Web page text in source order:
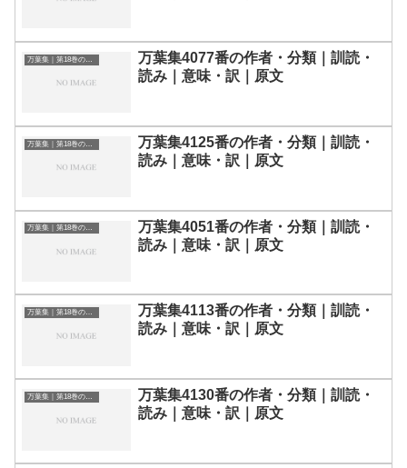
万葉集｜第18巻の和歌一覧
万葉集4077番の作者・分類｜訓読・
読み｜意味・訳｜原文
万葉集｜第18巻の和歌一覧
万葉集4125番の作者・分類｜訓読・
読み｜意味・訳｜原文
万葉集｜第18巻の和歌一覧
万葉集4051番の作者・分類｜訓読・
読み｜意味・訳｜原文
万葉集｜第18巻の和歌一覧
万葉集4113番の作者・分類｜訓読・
読み｜意味・訳｜原文
万葉集｜第18巻の和歌一覧
万葉集4130番の作者・分類｜訓読・
読み｜意味・訳｜原文